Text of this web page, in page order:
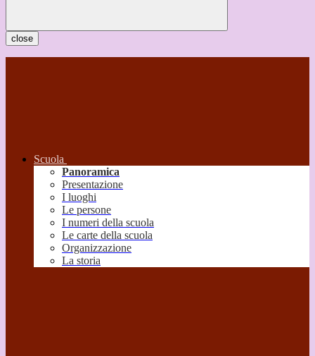
close
Scuola
Panoramica
Presentazione
I luoghi
Le persone
I numeri della scuola
Le carte della scuola
Organizzazione
La storia